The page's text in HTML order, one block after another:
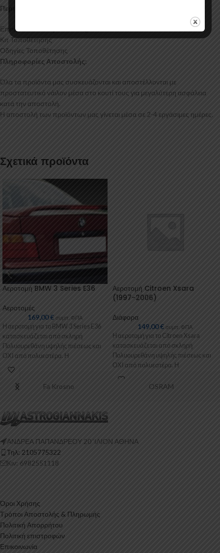
Περιεχόμενα Συσκευασίας:
Επιπρόσθετα Μαρσπιέ Peugeot 308 SW Mk3
Κιτ Τοποθέτησης
Οδηγίες Τοποθέτησης
Πληροφορίες Αποστολής:
Όλα τα προϊόντα μας συσκευάζονται και αποστέλλονται με
προστατευτικό νάιλον μέσα στο κουτί τους για μεγαλύτερη ασφάλεια
κατά την αποστολή.
Η αποστολή των προϊόντων μας γίνεται μέσα σε 2-4 εργάσιμες ημέρες.
Σχετικά προϊόντα
Αεροτομή BMW 3 Series E36
Αεροτομές
169,00€ συμπ. ΦΠΑ
Η αεροτομή για το BMW 3 Series E36
κατασκευάζεται από σκληρή
Πολυουρεθάνη υψηλής πιέσεως και
ΟΧΙ από πολυεστέρα. Η
Πολυουρεθάνη
Αεροτομή Citroen Xsara
(1997-2006)
Διάφορα
149,00€ συμπ. ΦΠΑ
Η αεροτομή για το Citroen Xsara
κατασκευάζεται από σκληρή
Πολυουρεθάνη υψηλής πιέσεως και
ΟΧΙ από πολυεστέρα. Η
Πολυουρεθάνη είναι ένα
Fa Krosno OSRAM
ΑΝΔΡΕΑ ΠΑΠΑΝΔΡΕΟΥ 20 ‘ΙΛΙΟΝ ΑΘΗΝΑ
Τηλ: 2105775322
Κιν: 6982551118
Όροι Χρήσης
Τρόποι Αποστολής & Πληρωμής
Πολιτική Απορρήτου
Πολιτική επιστροφών
Επικοινωνία